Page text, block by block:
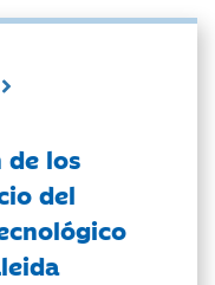
de los
del